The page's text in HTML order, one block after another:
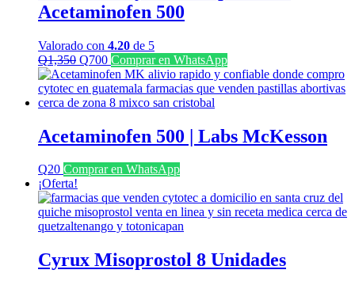
Acetaminofen 500
Valorado con 4.20 de 5
Q1,350 El
precio
original
era:
Q700El
precio
actual
es:
Comprar en WhatsApp
Acetaminofen 500 | Labs McKesson
Q20 Comprar en WhatsApp
¡Oferta!
Cyrux Misoprostol 8 Unidades